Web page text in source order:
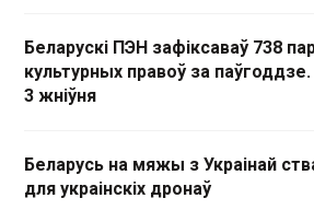
Беларускі ПЭН зафіксаваў 738
культурных правоў за паўгоддзе.
3 жніўня
Беларусь на мяжы з Украінай
для украінскіх дронаў